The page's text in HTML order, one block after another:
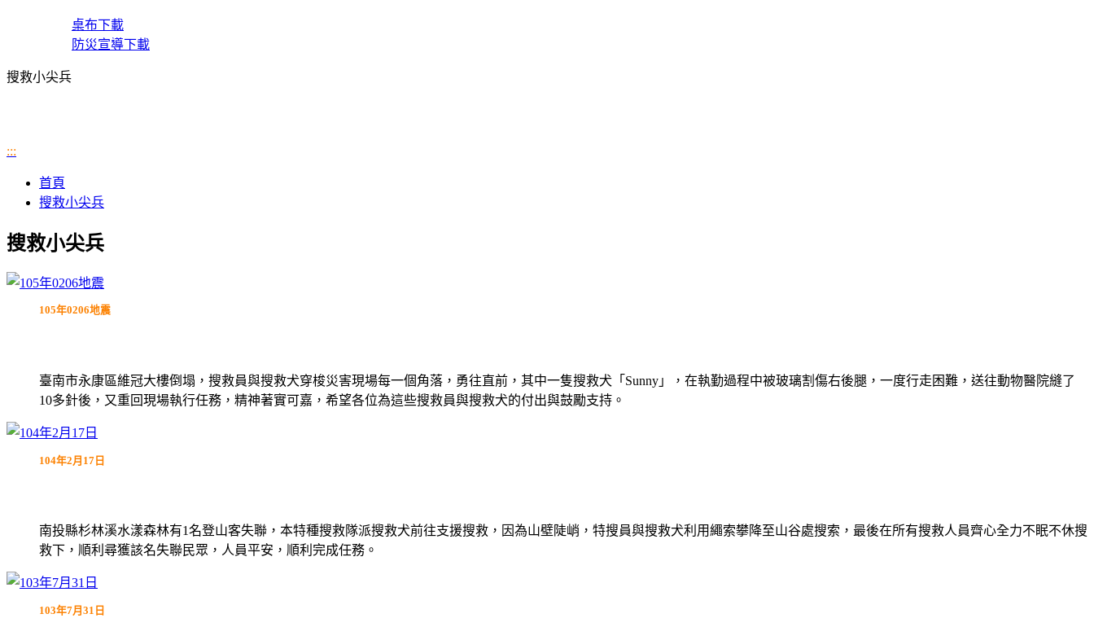
桌布下載
防災宣導下載
搜救小尖兵
:::
首頁
搜救小尖兵
搜救小尖兵
105年0206地震
臺南市永康區維冠大樓倒塌，搜救員與搜救犬穿梭災害現場每一個角落，勇往直前，其中一隻搜救犬「Sunny」，在執勤過程中被玻璃割傷右後腿，一度行走困難，送往動物醫院縫了
10多針後，又重回現場執行任務，精神著實可嘉，希望各位為這些搜救員與搜救犬的付出與鼓勵支持。
104年2月17日
南投縣杉林溪水漾森林有1名登山客失聯，本特種搜救隊派搜救犬前往支援搜救，因為山壁陡峭，特搜員與搜救犬利用繩索攀降至山谷處搜索，最後在所有搜救人員齊心全力不眠不休搜
救下，順利尋獲該名失聯民眾，人員平安，順利完成任務。
103年7月31日